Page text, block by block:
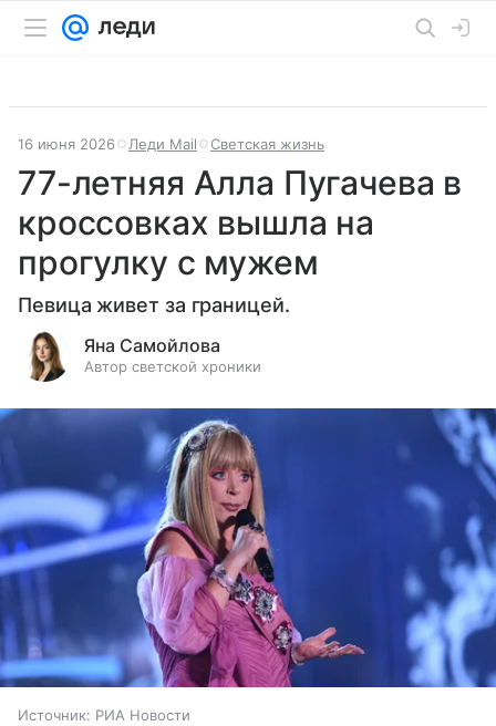
16 июня 2026 Леди Mail Светская жизнь
77-летняя Алла Пугачева в
кроссовках вышла на
прогулку с мужем
Певица живет за границей.
Яна Самойлова
Автор светской хроники
Источник: РИА Новости